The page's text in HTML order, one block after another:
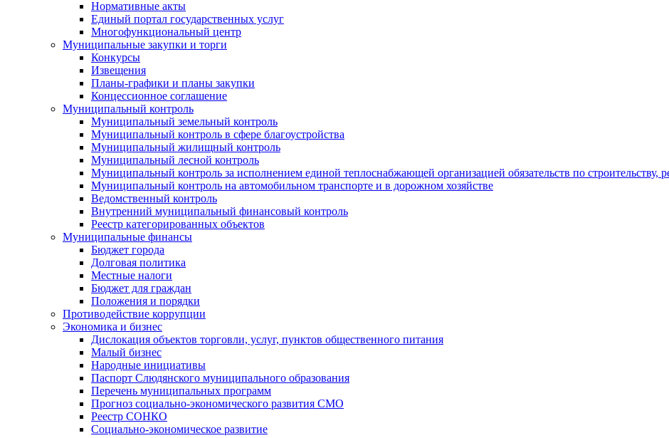
Нормативные акты
Единый портал государственных услуг
Многофункциональный центр
Муниципальные закупки и торги
Конкурсы
Извещения
Планы-графики и планы закупки
Концессионное соглашение
Муниципальный контроль
Муниципальный земельный контроль
Муниципальный контроль в сфере благоустройства
Муниципальный жилищный контроль
Муниципальный лесной контроль
Муниципальный контроль за исполнением единой теплоснабжающей организацией обязательств по строительству,
Муниципальный контроль на автомобильном транспорте и в дорожном хозяйстве
Ведомственный контроль
Внутренний муниципальный финансовый контроль
Реестр категорированных объектов
Муниципальные финансы
Бюджет города
Долговая политика
Местные налоги
Бюджет для граждан
Положения и порядки
Противодействие коррупции
Экономика и бизнес
Дислокация объектов торговли, услуг, пунктов общественного питания
Малый бизнес
Народные инициативы
Паспорт Слюдянского муниципального образования
Перечень муниципальных программ
Прогноз социально-экономического развития СМО
Реестр СОНКО
Социально-экономическое развитие